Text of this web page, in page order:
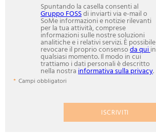
Spuntando la casella consenti al
Gruppo FOSSdi inviarti via e-mail o
SoMe informazioni e notizie rilevanti
per la tua attività, comprese
informazioni sulle nostre soluzioni
analitiche e i relativi servizi. È possibile
revocare il proprio consensoda quiin
qualsiasi momento. Il modo in cui
trattiamo i dati personali è descritto
nella nostrainformativa sulla privacy.
Campi obbligatori
ISCRIVITI